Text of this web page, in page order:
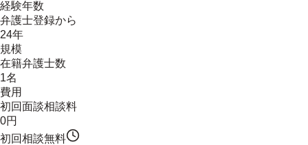
経験年数
弁護士登録から
24年
規模
在籍弁護士数
1名
費用
初回面談相談料
0円
初回相談無料